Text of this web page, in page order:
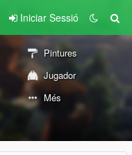
Iniciar Sessió
Pintures
Jugador
Més